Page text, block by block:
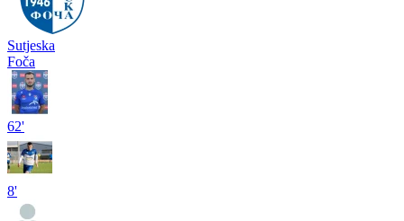
Sutjeska
Foča
62'
8'